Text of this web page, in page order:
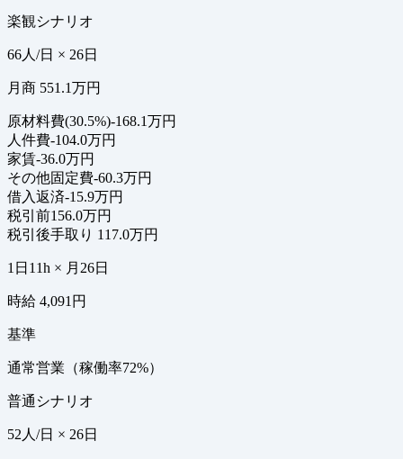
楽観シナリオ
66人/日 × 26日
月商 551.1万円
原材料費(30.5%)-168.1万円
人件費-104.0万円
家賃-36.0万円
その他固定費-60.3万円
借入返済-15.9万円
税引前156.0万円
税引後手取り 117.0万円
1日11h × 月26日
時給 4,091円
基準
通常営業（稼働率72%）
普通シナリオ
52人/日 × 26日